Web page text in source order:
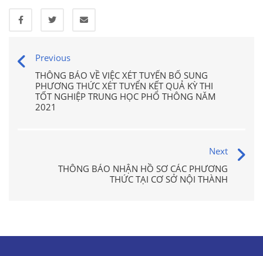
Previous
THÔNG BÁO VỀ VIỆC XÉT TUYỂN BỔ SUNG
PHƯƠNG THỨC XÉT TUYỂN KẾT QUẢ KỲ THI
TỐT NGHIỆP TRUNG HỌC PHỔ THÔNG NĂM
2021
Next
THÔNG BÁO NHẬN HỒ SƠ CÁC PHƯƠNG
THỨC TẠI CƠ SỞ NỘI THÀNH